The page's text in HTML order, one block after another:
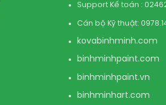
Support Kế toán :
Cán bộ Kỹ thuật:
kovabinhminh.com
binhminhpaint.com
binhminhpaint.vn
binhminhart.com